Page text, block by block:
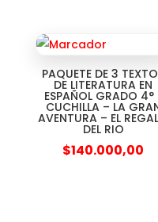
PAQUETE DE 3
DE LITERATURA EN
ESPAÑOL GRADO
CUCHILLA – LA
AVENTURA – EL
DEL RIO
$140.000,00